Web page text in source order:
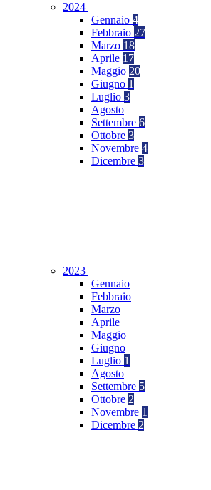
2024
Gennaio 4
Febbraio 27
Marzo 18
Aprile 17
Maggio 20
Giugno 1
Luglio 3
Agosto
Settembre 6
Ottobre 3
Novembre 4
Dicembre 3
2023
Gennaio
Febbraio
Marzo
Aprile
Maggio
Giugno
Luglio 1
Agosto
Settembre 5
Ottobre 2
Novembre 1
Dicembre 2